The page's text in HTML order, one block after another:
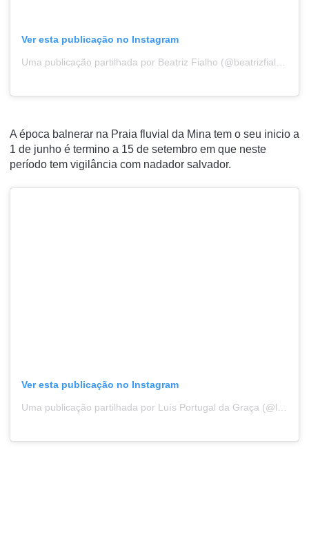
Ver esta publicação no Instagram
A época balnerar na Praia fluvial da Mina tem o seu inicio a
1 de junho é termino a 15 de setembro em que neste
período tem vigilância com nadador salvador.
Ver esta publicação no Instagram
Uma publicação partilhada por Luís Portugal da Graça (@luis.graca.21)